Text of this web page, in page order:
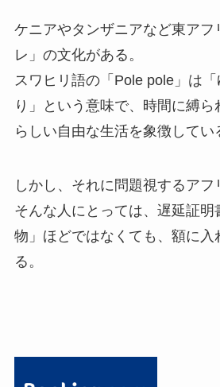
ケニアやタンザニアなど東アフ
レ」の文化がある。
スワヒリ語の「Pole pole」は
り」という意味で、時間に縛ら
らしい自由な生活を象徴してい
しかし、それに問題視するアフ
そんな人にとっては、遅延証明
物」ほどではなくても、額に入
る。